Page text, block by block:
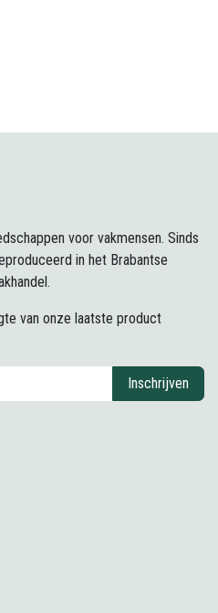
voor vakmensen. Sinds
in het Brabantse
van onze laatste product
Inschrijven